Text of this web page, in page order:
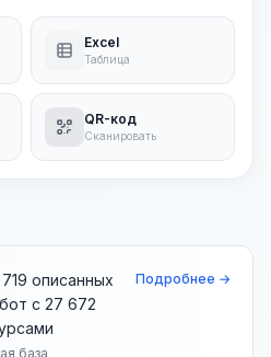
Excel
Таблица
QR-код
Сканировать
описанных
с 27 672
база
Подробнее →